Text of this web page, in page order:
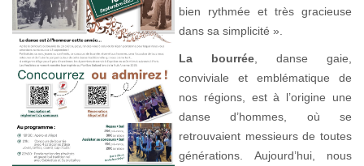
bien rythmée et très gracieuse
dans sa simplicité ».
La bourrée , danse gaie,
conviviale et emblématique de
nos régions, est à l’origine une
danse d’hommes, où se
retrouvaient messieurs de toutes
générations. Aujourd’hui, nous